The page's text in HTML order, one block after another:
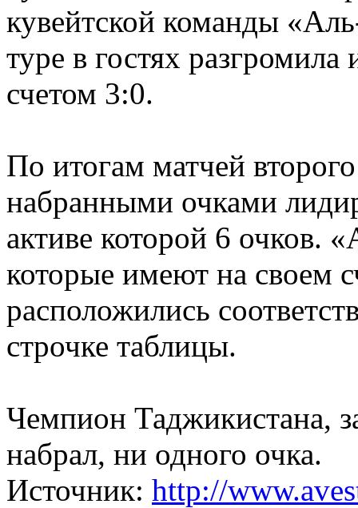
кувейтской команды
туре в гостях
счетом 3:0.
По итогам матчей
набранными очками
активе которой 6 очков.
которые имеют на своем
расположились
строчке таблицы.
Чемпион Таджикистана,
набрал, ни одного очка.
Источник: http://